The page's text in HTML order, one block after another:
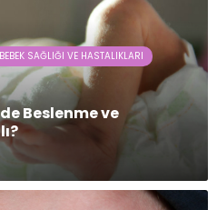
BEBEK SAĞLIĞI VE HASTALIKLARI
Beslenme ve